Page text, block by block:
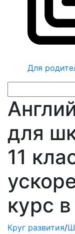
Для
для
11
курс
Круг развития/